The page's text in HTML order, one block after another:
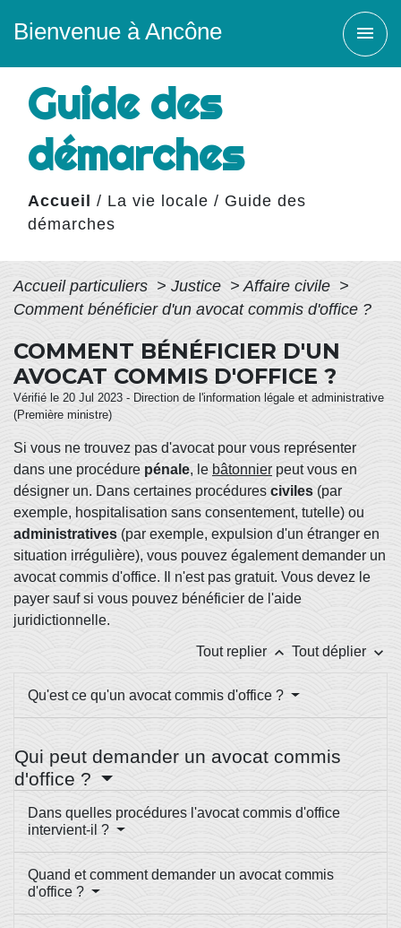
Bienvenue à Ancône menu
Guide des
démarches
Accueil / La vie locale / Guide des
démarches
Accueil particuliers > Justice > Affaire civile >
Comment bénéficier d'un avocat commis d'office ?
COMMENT BÉNÉFICIER D'UN
AVOCAT COMMIS D'OFFICE ?
Vérifié le 20 Jul 2023 - Direction de l'information légale et administrative
(Première ministre)
Si vous ne trouvez pas d'avocat pour vous représenter
dans une procédure pénale, le bâtonnier peut vous en
désigner un. Dans certaines procédures civiles (par
exemple, hospitalisation sans consentement, tutelle) ou
administratives (par exemple, expulsion d'un étranger en
situation irrégulière), vous pouvez également demander un
avocat commis d'office. Il n'est pas gratuit. Vous devez le
payer sauf si vous pouvez bénéficier de l'aide
juridictionnelle.
Tout replier keyboard_arrow_up Tout déplier keyboard_arrow_down
Qu'est ce qu'un avocat commis d'office ?
Qui peut demander un avocat commis
d'office ?
Dans quelles procédures l'avocat commis d'office
intervient-il ?
Quand et comment demander un avocat commis
d'office ?